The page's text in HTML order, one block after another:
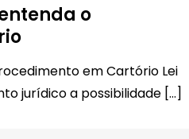
o
em Cartório Lei
jurídico a possibilidade […]